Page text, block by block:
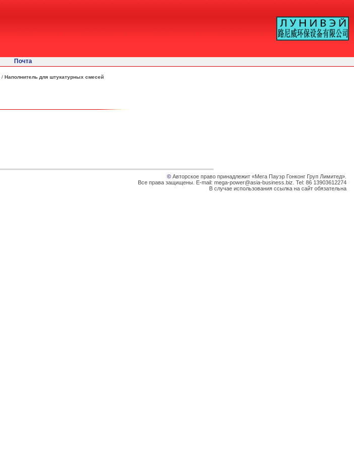
/ Наполнитель для штукатурных смесей
© Авторское право принадлежит «Мега Пауэр Гонконг Груп Лимитед».
Все права защищены. E-mail: mega-power@asia-business.biz. Tel: 86 13903612274
В случае использования ссылка на сайт обязательна
Почта